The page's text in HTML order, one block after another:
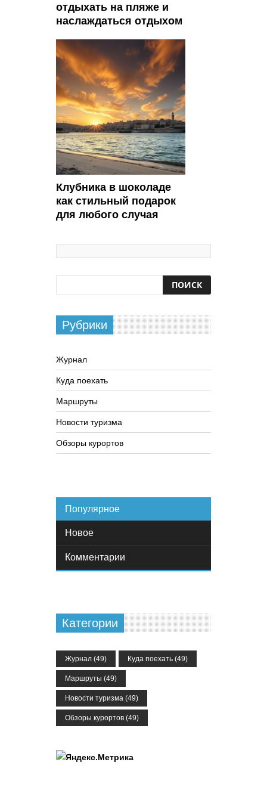
отдыхать на пляже и
наслаждаться отдыхом
Клубника в шоколаде
как стильный подарок
для любого случая
Рубрики
Журнал
Куда поехать
Маршруты
Новости туризма
Обзоры курортов
Популярное
Новое
Комментарии
Категории
Журнал (49) Куда поехать (49)
Маршруты (49)
Новости туризма (49)
Обзоры курортов (49)